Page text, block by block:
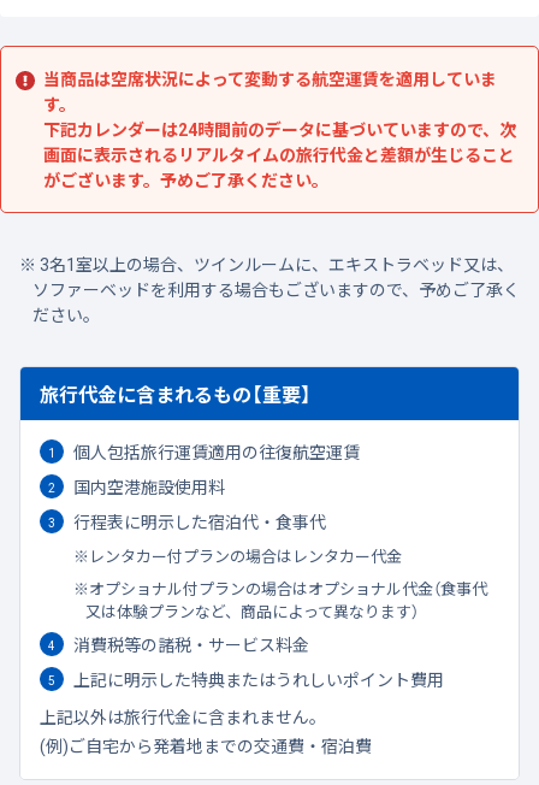
当商品は空席状況によって変動する航空運賃を適用していま
す。
下記カレンダーは24時間前のデータに基づいていますので、次
画面に表示されるリアルタイムの旅行代金と差額が生じること
がございます。予めご了承ください。
3名1室以上の場合、ツインルームに、エキストラベッド又は、
ソファーベッドを利用する場合もございますので、予めご了承く
ださい。
旅行代金に含まれるもの【重要】
個人包括旅行運賃適用の往復航空運賃
国内空港施設使用料
行程表に明示した宿泊代・食事代
レンタカー付プランの場合はレンタカー代金
オプショナル付プランの場合はオプショナル代金（食事代
又は体験プランなど、商品によって異なります）
消費税等の諸税・サービス料金
上記に明示した特典またはうれしいポイント費用
上記以外は旅行代金に含まれません。
(例)ご自宅から発着地までの交通費・宿泊費